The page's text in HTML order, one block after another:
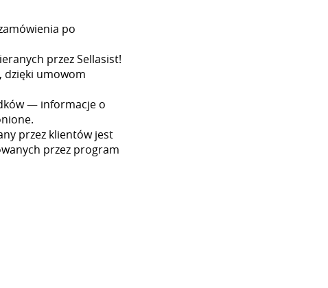
po
przez Sellasist!
dzięki umowom
— informacje o
przez klientów jest
przez program